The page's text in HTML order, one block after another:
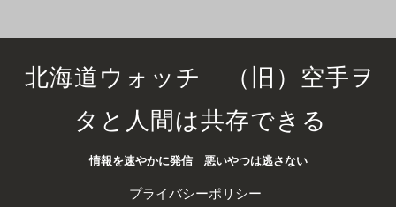
北海道ウォッチ （旧）空手ヲ
タと人間は共存できる
情報を速やかに発信 悪いやつは逃さない
プライバシーポリシー